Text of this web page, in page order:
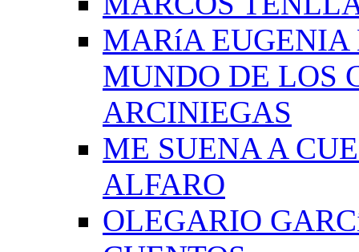
MARíA EUGENIA
MUNDO DE LOS
ARCINIEGAS
ME SUENA A
ALFARO
OLEGARIO